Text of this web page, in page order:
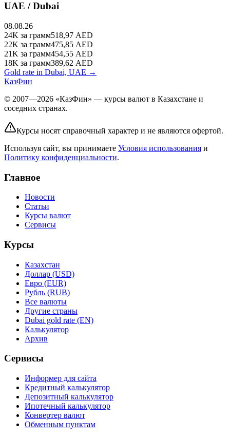
UAE / Dubai
08.08.26
24K за грамм518,97 AED
22K за грамм475,85 AED
21K за грамм454,55 AED
18K за грамм389,62 AED
Gold rate in Dubai, UAE →
КазФин
© 2007—2026 «КазФин» — курсы валют в Казахстане и
соседних странах.
Курсы носят справочный характер и не являются офертой.
Используя сайт, вы принимаете Условия использования и
Политику конфиденциальности.
Главное
Новости
Статьи
Курсы валют
Сервисы
Курсы
Казахстан
Доллар (USD)
Евро (EUR)
Рубль (RUB)
Все валюты
Другие страны
Dubai gold rate (EN)
Калькулятор
Архив
Сервисы
Информер для сайта
Кредитный калькулятор
Депозитный калькулятор
Ипотечный калькулятор
Конвертер валют
Обменным пунктам